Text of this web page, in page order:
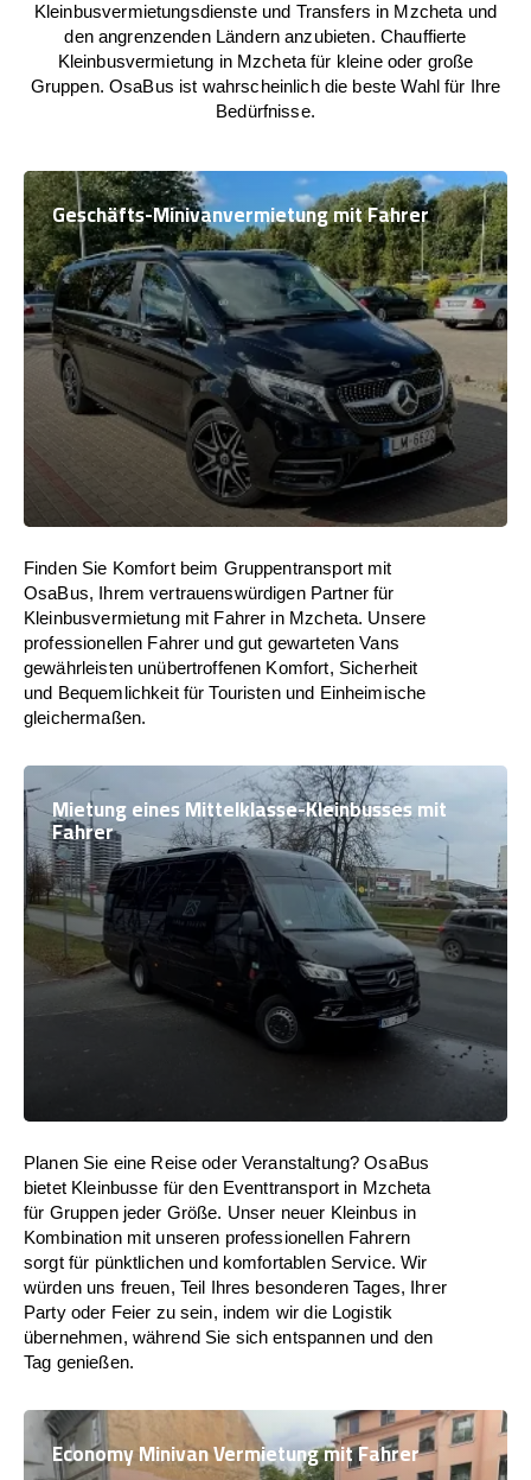
Kleinbusvermietungsdienste und Transfers in Mzcheta und
den angrenzenden Ländern anzubieten. Chauffierte
Kleinbusvermietung in Mzcheta für kleine oder große
Gruppen. OsaBus ist wahrscheinlich die beste Wahl für Ihre
Bedürfnisse.
Geschäfts-Minivanvermietung mit Fahrer
Finden Sie Komfort beim Gruppentransport mit
OsaBus, Ihrem vertrauenswürdigen Partner für
Kleinbusvermietung mit Fahrer in Mzcheta. Unsere
professionellen Fahrer und gut gewarteten Vans
gewährleisten unübertroffenen Komfort, Sicherheit
und Bequemlichkeit für Touristen und Einheimische
gleichermaßen.
Mietung eines Mittelklasse-Kleinbusses mit
Fahrer
Planen Sie eine Reise oder Veranstaltung? OsaBus
bietet Kleinbusse für den Eventtransport in Mzcheta
für Gruppen jeder Größe. Unser neuer Kleinbus in
Kombination mit unseren professionellen Fahrern
sorgt für pünktlichen und komfortablen Service. Wir
würden uns freuen, Teil Ihres besonderen Tages, Ihrer
Party oder Feier zu sein, indem wir die Logistik
übernehmen, während Sie sich entspannen und den
Tag genießen.
Economy Minivan Vermietung mit Fahrer